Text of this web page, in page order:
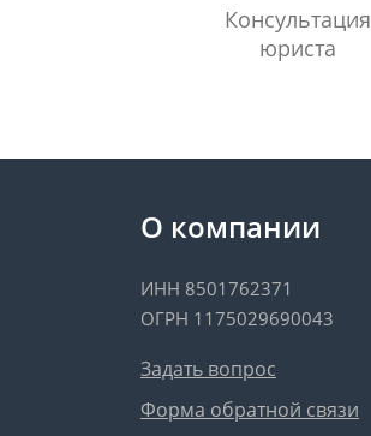
Консультация
юриста
О компании
ИНН 8501762371
ОГРН 1175029690043
Задать вопрос
Форма обратной связи